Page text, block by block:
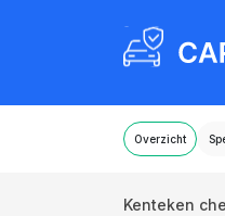
Overzicht
Kenteken